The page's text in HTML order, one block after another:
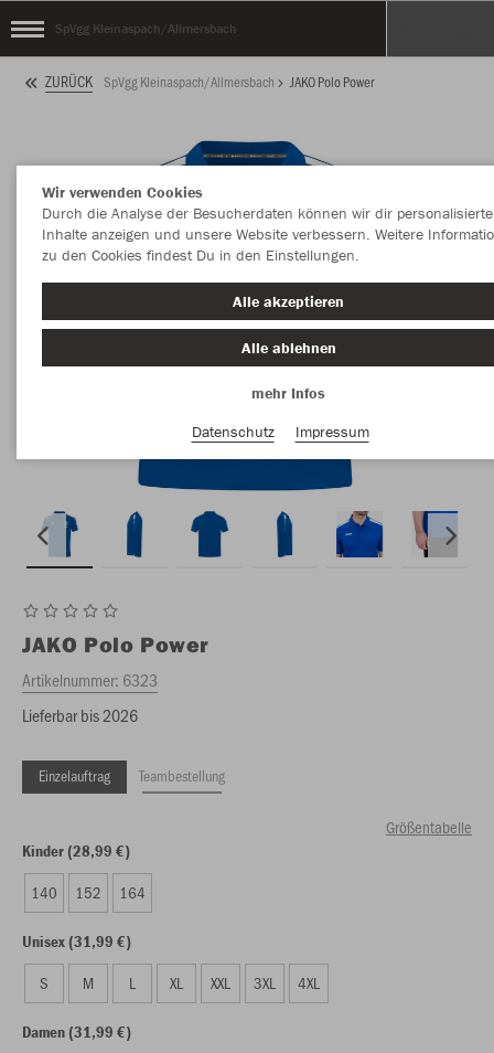
SpVgg Kleinaspach/Allmersbach
ZURÜCK SpVgg Kleinaspach/Allmersbach JAKO Polo Power
JAKO Polo Power
Artikelnummer: 6323
Lieferbar bis 2026
Einzelauftrag Teambestellung
Größentabelle
Kinder (28,99 €)
140 152 164
Unisex (31,99 €)
S M L XL XXL 3XL 4XL
Damen (31,99 €)
Wir verwenden Cookies
Durch die Analyse der Besucherdaten können wir dir personalisierte
Inhalte anzeigen und unsere Website verbessern. Weitere
zu den Cookies findest Du in den Einstellungen.
Alle akzeptieren
Alle ablehnen
mehr Infos
Datenschutz
Impressum